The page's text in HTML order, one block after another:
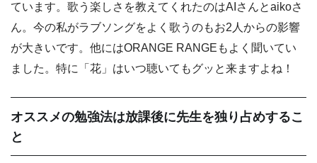
ています。歌う楽しさを教えてくれたのはAIさんとaikoさ
ん。今の私がラブソングをよく歌うのもお2人からの影響
が大きいです。他にはORANGE RANGEもよく聞いてい
ました。特に「花」はいつ聴いてもグッと来ますよね！
オススメの勉強法は放課後に先生を独り占めするこ
と